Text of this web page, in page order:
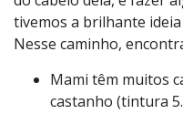
tivemos a brilhante ideia
Nesse caminho,
Mami têm muitos
castanho (tintura